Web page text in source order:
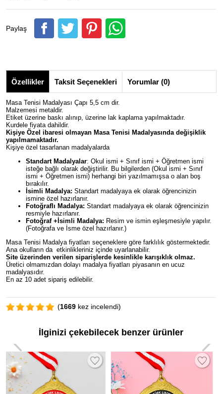
Paylaş
Özellikler Taksit Seçenekleri Yorumlar (0)
Masa Tenisi Madalyası Çapı 5,5 cm dir.
Malzemesi metaldir.
Etiket üzerine baskı alınıp, üzerine lak kaplama yapılmaktadır.
Kurdele fiyata dahildir.
Kişiye Özel ibaresi olmayan Masa Tenisi Madalyasında değişiklik
yapılmamaktadır.
Kişiye özel tasarlanan madalyalarda
Standart Madalyalar: Okul ismi + Sınıf ismi + Öğretmen ismi
isteğe bağlı olarak değiştirilir. Bu bilgilerden (Okul ismi + Sınıf
ismi + Öğretmen ismi) herhangi biri yazılmamışsa o alan boş
bırakılır.
İsimli Madalya: Standart madalyaya ek olarak öğrencinizin
ismine özel hazırlanır.
Fotoğraflı Madalya: Standart madalyaya ek olarak öğrencinizin
resmiyle hazırlanır.
Fotoğraf +İsimli Madalya: Resim ve ismin eşleşmesiyle yapılır.
(Fotoğrafa ve İsme özel hazırlanır.)
Masa Tenisi Madalya fiyatları seçeneklere göre farklılık göstermektedir.
Ana okulların da etkinlikleriniz içinde uyarlanabilir.
Site üzerinden verilen siparişlerde kesinlikle karışıklık olmaz.
Üretici olmamızdan dolayı madalya fiyatları piyasanın en ucuz
madalyasıdır.
En az 10 adet sipariş edilebilir.
(1669 kez incelendi)
İlginizi çekebilecek benzer ürünler